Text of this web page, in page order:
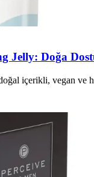
Jelly: Doğa
içerikli, vegan ve